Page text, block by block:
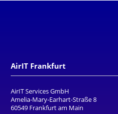
AirIT Frankfurt
AirIT Services GmbH
Amelia-Mary-Earhart-Straße 8
60549 Frankfurt am Main